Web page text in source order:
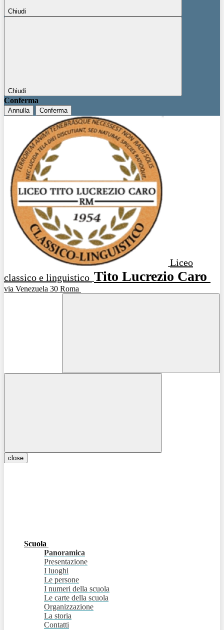
Chiudi
Chiudi
Conferma
Annulla Conferma
Liceo
classico e linguistico Tito Lucrezio Caro
via Venezuela 30 Roma
close
Scuola
Panoramica
Presentazione
I luoghi
Le persone
I numeri della scuola
Le carte della scuola
Organizzazione
La storia
Contatti